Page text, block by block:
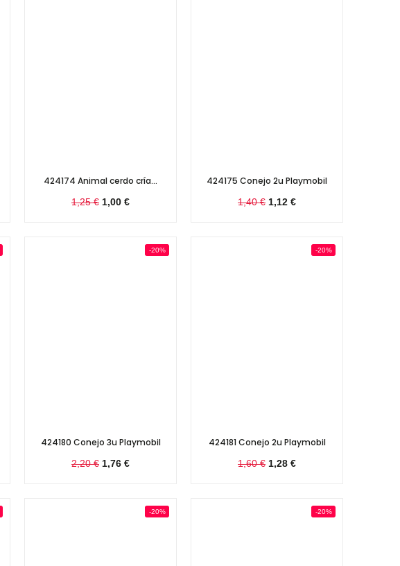
424174 Animal cerdo cría...
1,25 € 1,00 €
424175 Conejo 2u Playmobil
1,40 € 1,12 €
-20%
424180 Conejo 3u Playmobil
2,20 € 1,76 €
-20%
424181 Conejo 2u Playmobil
1,60 € 1,28 €
-20% -20%